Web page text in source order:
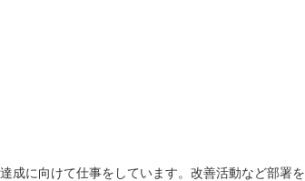
成に向けて仕事をしています。改善活動など部署を